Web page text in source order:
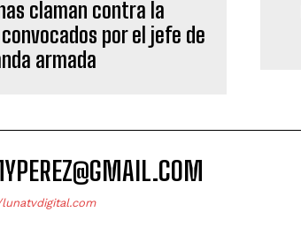
claman contra la
por el jefe de
armada